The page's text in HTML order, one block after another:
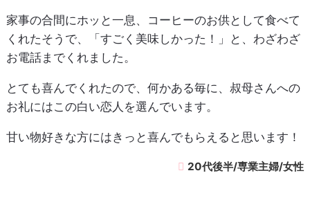
家事の合間にホッと一息、コーヒーのお供として食べて
くれたそうで、「すごく美味しかった！」と、わざわざ
お電話までくれました。
とても喜んでくれたので、何かある毎に、叔母さんへの
お礼にはこの白い恋人を選んでいます。
甘い物好きな方にはきっと喜んでもらえると思います！
20代後半/専業主婦/女性